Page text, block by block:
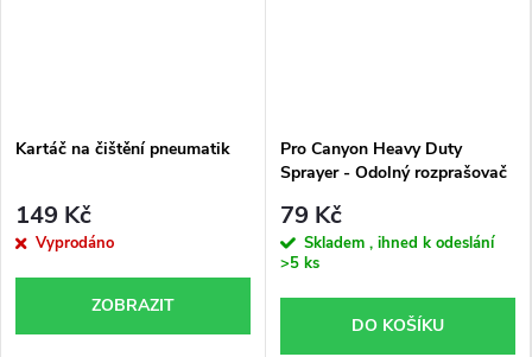
Kartáč na čištění pneumatik
149 Kč
Vyprodáno
ZOBRAZIT
Pro Canyon Heavy Duty
Sprayer - Odolný rozprašovač
79 Kč
Skladem , ihned k odeslání
>5 ks
DO KOŠÍKU